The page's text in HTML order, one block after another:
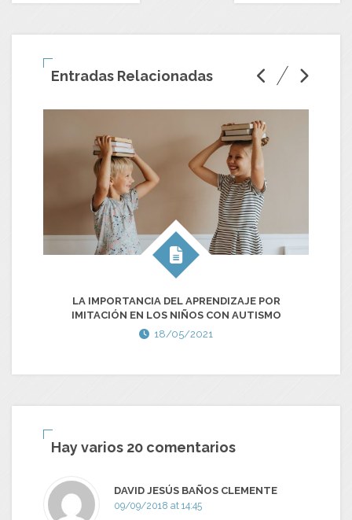
Entradas Relacionadas
LA IMPORTANCIA DEL APRENDIZAJE POR
IMITACIÓN EN LOS NIÑOS CON AUTISMO
18/05/2021
Hay varios 20 comentarios
DAVID JESÚS BAÑOS CLEMENTE
09/09/2018 at 14:45